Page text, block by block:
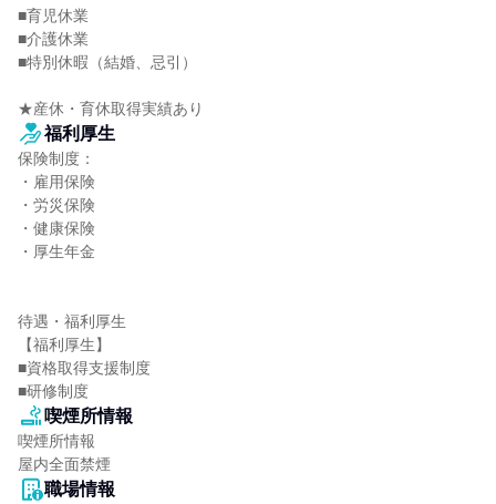
■育児休業
■介護休業
■特別休暇（結婚、忌引）
★産休・育休取得実績あり
福利厚生
保険制度：
・雇用保険
・労災保険
・健康保険
・厚生年金
待遇・福利厚生
【福利厚生】
■資格取得支援制度
■研修制度
喫煙所情報
喫煙所情報
屋内全面禁煙
職場情報